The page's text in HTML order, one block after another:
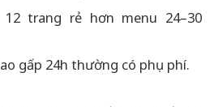
trang rẻ hơn menu 24–30
gấp 24h thường có phụ phí.